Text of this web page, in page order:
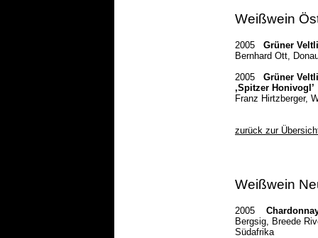
Weißwein
2005
Grüner
Bernhard Ott,
2005
Grüner
‚Spitzer Honivogl’
Franz Hirtzberger,
zurück zur
Weißwein
2005
Bergsig, Breede
Südafrika